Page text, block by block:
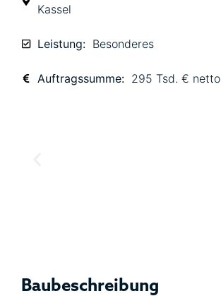
Kassel
Leistung: Besonderes
Auftragssumme:295 Tsd. € netto
Baubeschreibung